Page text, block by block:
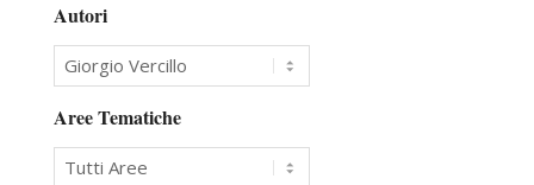
Autori
Aree Tematiche